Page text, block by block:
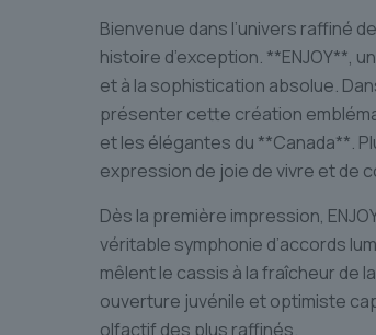
Bienvenue dans l’univers raffiné
histoire d’exception. **ENJOY**,
et à la sophistication absolue.
présenter cette création
et les élégantes du **Canada**.
expression de joie de vivre et de
Dès la première impression,
véritable symphonie d’accords
mêlent le cassis à la fraîcheur de
ouverture juvénile et optimiste
olfactif des plus raffinés.